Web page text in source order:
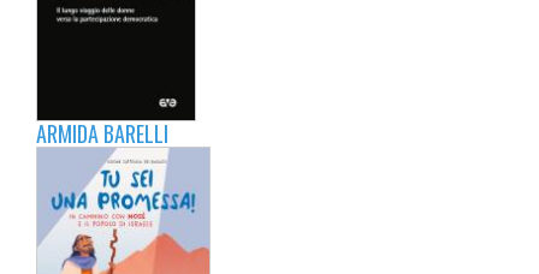
ARMIDA BARELLI